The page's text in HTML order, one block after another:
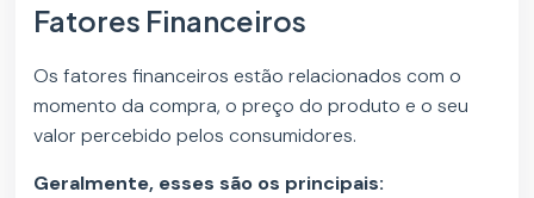
Fatores Financeiros
Os fatores financeiros estão relacionados com o
momento da compra, o preço do produto e o seu
valor percebido pelos consumidores.
Geralmente, esses são os principais: